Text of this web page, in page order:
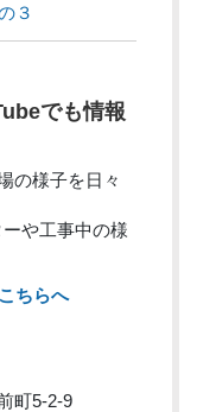
３
でも情報
の様子を日々
ーや工事中の様
ちらへ
町5-2-9